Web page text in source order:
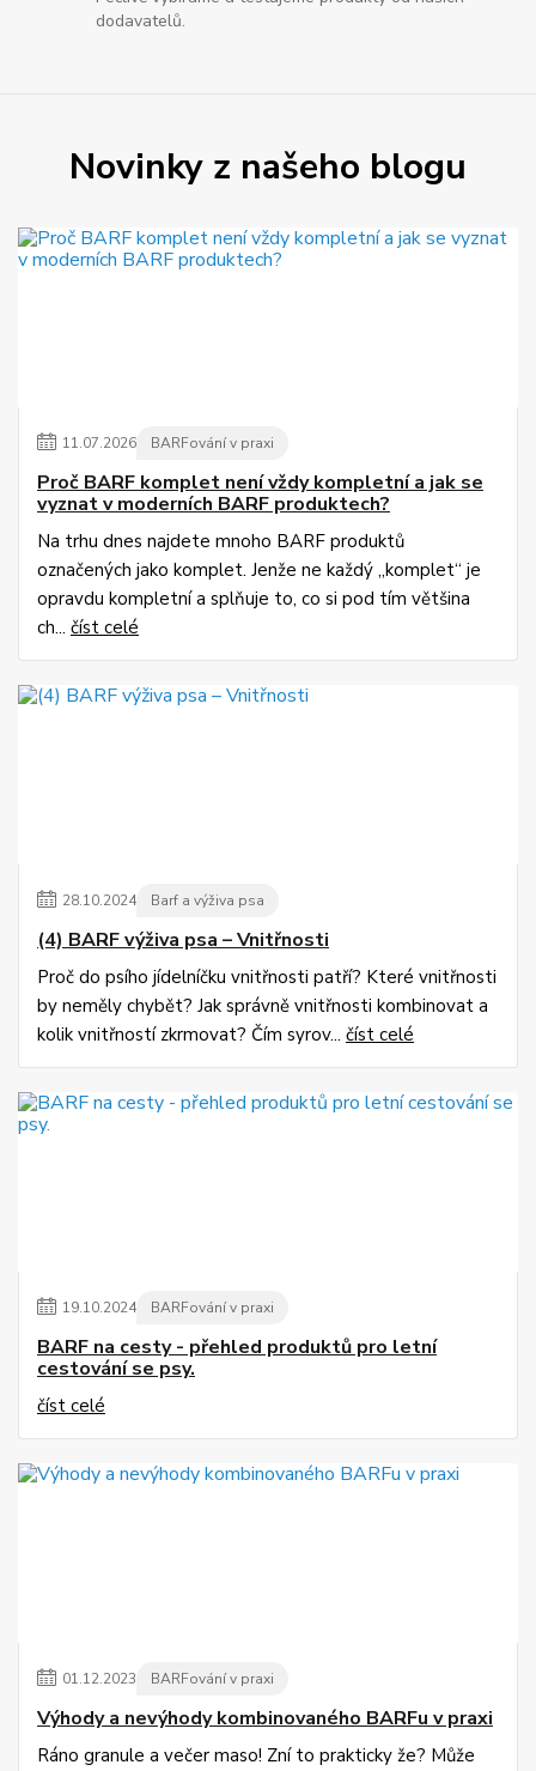
dodavatelů.
Novinky z našeho blogu
11.07.2026 BARFování v praxi
Proč BARF komplet není vždy kompletní a jak se
vyznat v moderních BARF produktech?
Na trhu dnes najdete mnoho BARF produktů
označených jako komplet. Jenže ne každý „komplet“ je
opravdu kompletní a splňuje to, co si pod tím většina
ch... číst celé
28.10.2024 Barf a výživa psa
(4) BARF výživa psa – Vnitřnosti
Proč do psího jídelníčku vnitřnosti patří? Které vnitřnosti
by neměly chybět? Jak správně vnitřnosti kombinovat a
kolik vnitřností zkrmovat? Čím syrov... číst celé
19.10.2024 BARFování v praxi
BARF na cesty - přehled produktů pro letní
cestování se psy.
číst celé
01.12.2023 BARFování v praxi
Výhody a nevýhody kombinovaného BARFu v praxi
Ráno granule a večer maso! Zní to prakticky že? Může